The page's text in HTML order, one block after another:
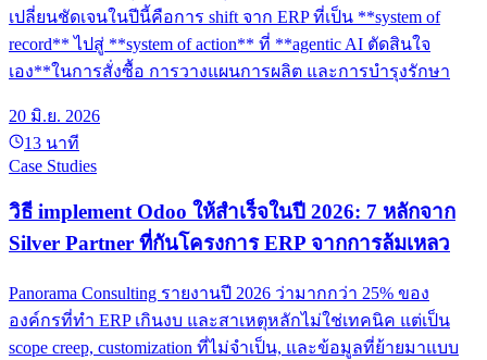
เปลี่ยนชัดเจนในปีนี้คือการ shift จาก ERP ที่เป็น **system of
record** ไปสู่ **system of action** ที่ **agentic AI ตัดสินใจ
เอง**ในการสั่งซื้อ การวางแผนการผลิต และการบำรุงรักษา
20 มิ.ย. 2026
13 นาที
Case Studies
วิธี implement Odoo ให้สำเร็จในปี 2026: 7 หลักจาก
Silver Partner ที่กันโครงการ ERP จากการล้มเหลว
Panorama Consulting รายงานปี 2026 ว่ามากกว่า 25% ของ
องค์กรที่ทำ ERP เกินงบ และสาเหตุหลักไม่ใช่เทคนิค แต่เป็น
scope creep, customization ที่ไม่จำเป็น, และข้อมูลที่ย้ายมาแบบ